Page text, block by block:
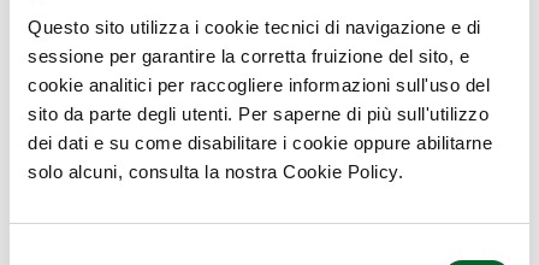
Questo sito utilizza i cookie tecnici di navigazione e di
sessione per garantire la corretta fruizione del sito, e
cookie analitici per raccogliere informazioni sull'uso del
sito da parte degli utenti. Per saperne di più sull'utilizzo
dei dati e su come disabilitare i cookie oppure abilitarne
solo alcuni, consulta la nostra Cookie Policy.
Indirizzo di Residenza (Obbligatorio)
Via/Piazza/Corso e numero civico